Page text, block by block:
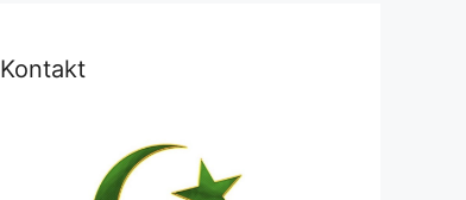
Kontakt